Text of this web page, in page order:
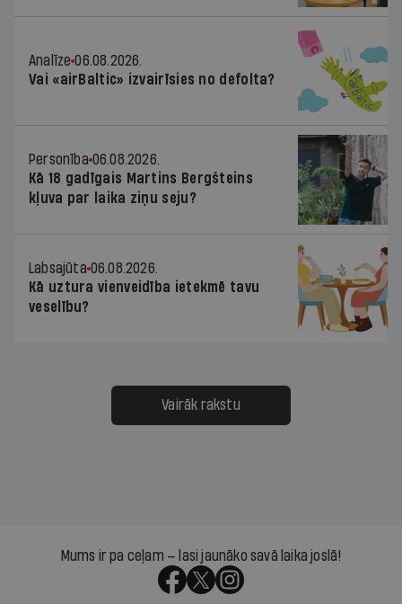
Analīze 06.08.2026.
Vai «airBaltic» izvairīsies no defolta?
Personība 06.08.2026.
Kā 18 gadīgais Martins Bergšteins
kļuva par laika ziņu seju?
Labsajūta 06.08.2026.
Kā uztura vienveidība ietekmē tavu
veselību?
Vairāk rakstu
Mums ir pa ceļam — lasi jaunāko savā laika joslā!